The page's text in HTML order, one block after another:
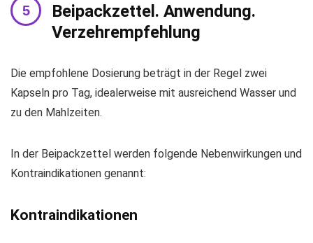
Beipackzettel. Anwendung.
Verzehrempfehlung
Die empfohlene Dosierung beträgt in der Regel zwei
Kapseln pro Tag, idealerweise mit ausreichend Wasser und
zu den Mahlzeiten.
In der Beipackzettel werden folgende Nebenwirkungen und
Kontraindikationen genannt:
Kontraindikationen